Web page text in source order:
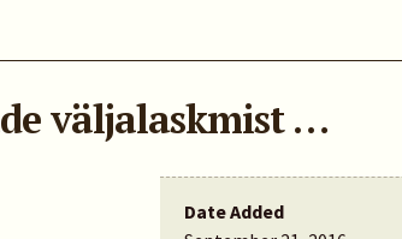
väljalaskmist …
Date Added